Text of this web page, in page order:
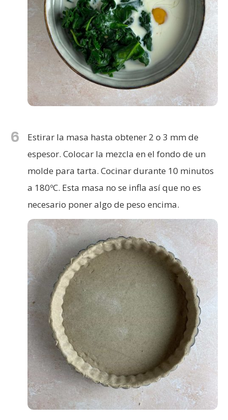
6
Estirar la masa hasta obtener 2 o 3 mm de
espesor. Colocar la mezcla en el fondo de un
molde para tarta. Cocinar durante 10 minutos
a 180ºC. Esta masa no se infla así que no es
necesario poner algo de peso encima.